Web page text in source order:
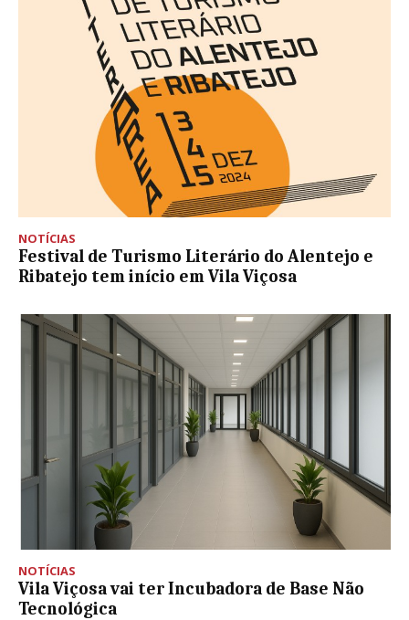
NOTÍCIAS
Festival de Turismo Literário do Alentejo e
Ribatejo tem início em Vila Viçosa
NOTÍCIAS
Vila Viçosa vai ter Incubadora de Base Não
Tecnológica